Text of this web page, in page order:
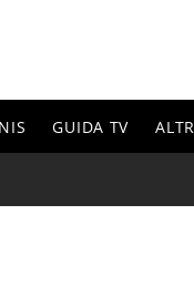
GUIDA TV